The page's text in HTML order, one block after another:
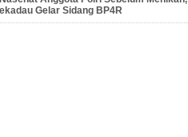
Gelar Sidang BP4R